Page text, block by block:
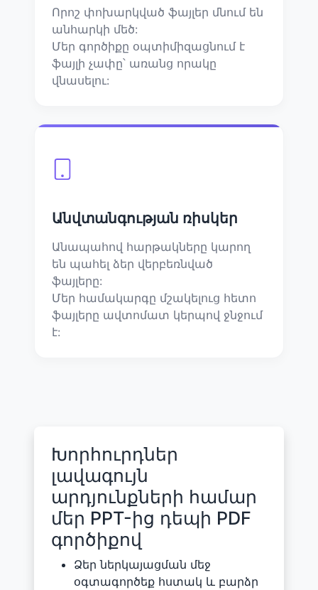
Որոշ փոխարկված ֆայլեր մնում են
անհարկի մեծ:
Մեր գործիքը օպտիմիզացնում է
ֆայլի չափը՝ առանց որակը
վնասելու:
Անվտանգության ռիսկեր
Անապահով հարթակները կարող
են պահել ձեր վերբեռնված
ֆայլերը:
Մեր համակարգը մշակելուց հետո
ֆայլերը ավտոմատ կերպով ջնջում
է:
Խորհուրդներ
լավագույն
արդյունքների համար
մեր PPT-ից դեպի PDF
գործիքով
Ձեր ներկայացման մեջ
օգտագործեք հստակ և բարձր